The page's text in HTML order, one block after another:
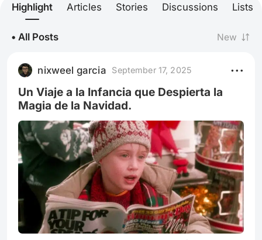
Highlight Articles Stories Discussions Lists
• All Posts New
nixweel garcia September 17, 2025
Un Viaje a la Infancia que Despierta la
Magia de la Navidad.